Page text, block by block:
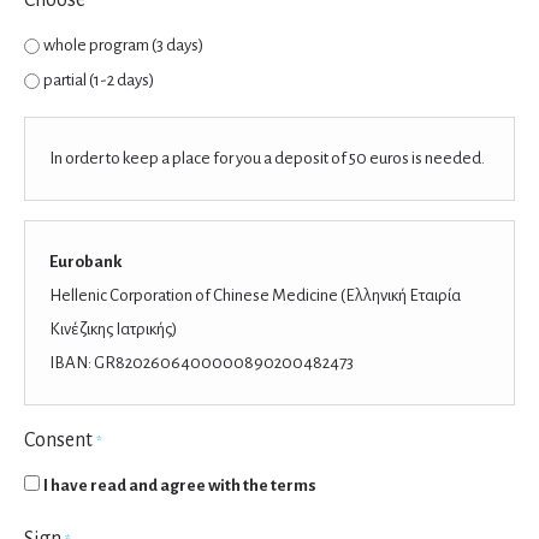
whole program (3 days)
partial (1-2 days)
In order to keep a place for you a deposit of 50 euros is needed.
Eurobank
Hellenic Corporation of Chinese Medicine (Ελληνική Εταιρία
Κινέζικης Ιατρικής)
IBAN: GR8202606400000890200482473
Consent *
I have read and agree with the terms